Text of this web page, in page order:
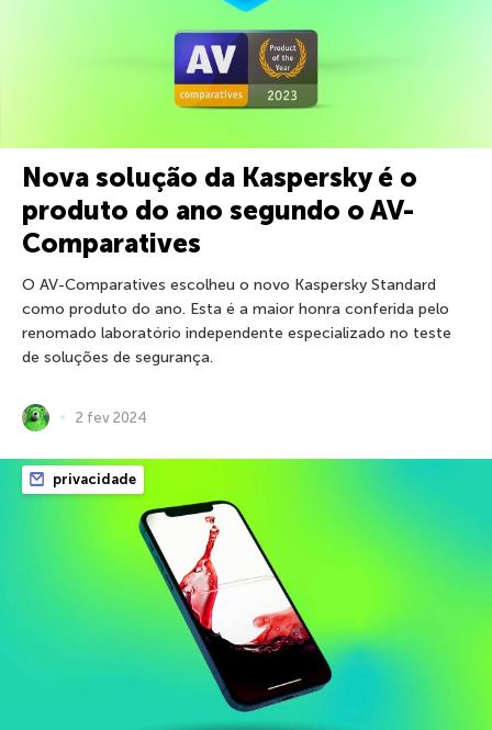
Nova solução da Kaspersky é o
produto do ano segundo o AV-
Comparatives
O AV-Comparatives escolheu o novo Kaspersky Standard
como produto do ano. Esta é a maior honra conferida pelo
renomado laboratório independente especializado no teste
de soluções de segurança.
2 fev 2024
privacidade